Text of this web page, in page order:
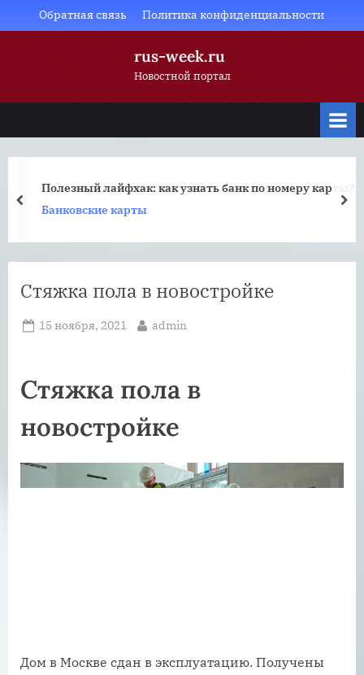
to
Обратная связь Политика конфиденциальности
rus-week.ru
Новостной портал
по номеру карты? Как составить хороший
prev
Стяжка пола в новостройке
Posted
15 ноября, 2021 By
admin
Стяжка пола в
новостройке
Дом в Москве сдан в эксплуатацию. Получены